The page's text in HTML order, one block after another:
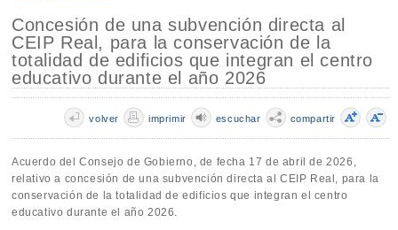
Concesión de una subvención directa al
CEIP Real, para la conservación de la
totalidad de edificios que integran el centro
educativo durante el año 2026
compartir
escuchar
imprimir
volver
Acuerdo del Consejo de Gobierno, de fecha 17 de abril de 2026,
relativo a concesión de una subvención directa al CEIP Real, para la
conservación de la totalidad de edificios que integran el centro
educativo durante el año 2026.